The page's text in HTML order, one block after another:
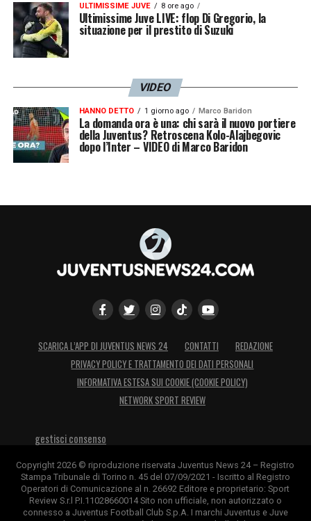
ULTIMISSIME JUVE 8 ore ago
Ultimissime Juve LIVE: flop Di Gregorio, la
situazione per il prestito di Suzuki
VIDEO
HANNO DETTO 1 giorno ago Marco Baridon
La domanda ora è una: chi sarà il nuovo portiere
della Juventus? Retroscena Kolo-Alajbegovic
dopo l’Inter – VIDEO di Marco Baridon
SCARICA L’APP DI JUVENTUS NEWS 24 CONTATTI
REDAZIONE
PRIVACY POLICY E TRATTAMENTO DEI DATI PERSONALI
INFORMATIVA ESTESA SUI COOKIE (COOKIE POLICY)
NETWORK SPORT REVIEW
gestisci consenso
Copyright 2026 © riproduzione riservata Juventus News 24 – Registro
Stampa Tribunale di Torino n. 45 del 07/09/2021 - Iscritto al Registro
Operatori di Comunicazione al n. 26692 Editore e proprietario: Sport
Review S.r.l P.I.11028660014 Sito non ufficiale, non autorizzato o
connesso a Juventus Football Club S.p.A. I marchi Juventus e Juve